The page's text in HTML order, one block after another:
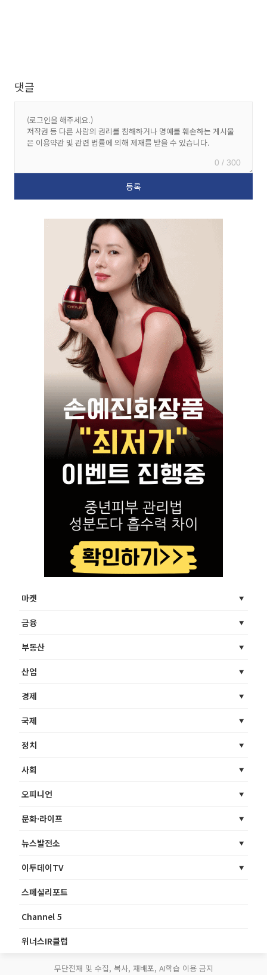
댓글
0 / 300
마켓
금융
부동산
산업
경제
국제
정치
사회
오피니언
문화·라이프
뉴스발전소
이투데이TV
스페셜리포트
Channel 5
위너스IR클럽
무단전재 및 수집, 복사, 재배포, AI학습 이용 금지